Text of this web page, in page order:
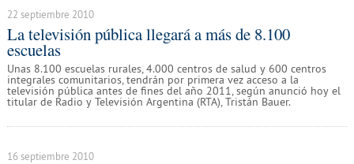
22 septiembre 2010
La televisión pública llegará a más de 8.100
escuelas
Unas 8.100 escuelas rurales, 4.000 centros de salud y 600 centros
integrales comunitarios, tendrán por primera vez acceso a la
televisión pública antes de fines del año 2011, según anunció hoy el
titular de Radio y Televisión Argentina (RTA), Tristán Bauer.
16 septiembre 2010